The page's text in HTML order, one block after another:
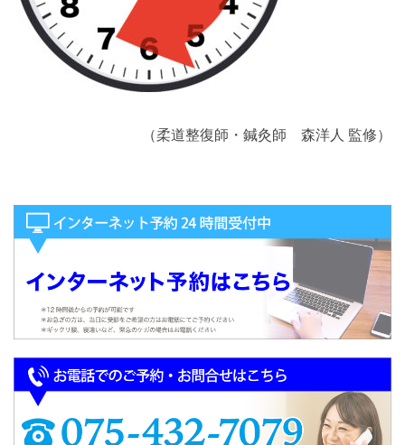
（柔道整復師・鍼灸師 森洋人 監修）